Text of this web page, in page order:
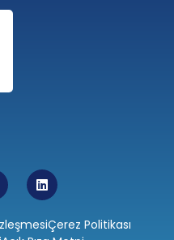
Çerez Politikası